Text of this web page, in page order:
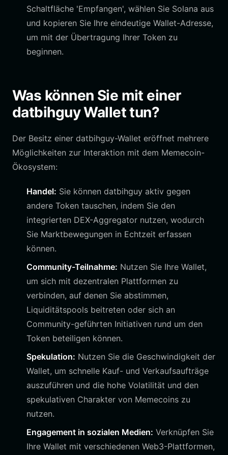
Schaltfläche 'Empfangen', wählen Sie Solana aus
und kopieren Sie Ihre eindeutige Wallet-Adresse,
um mit der Übertragung Ihrer Token zu
beginnen.
Was können Sie mit einer
datbihguy Wallet tun?
Der Besitz einer datbihguy-Wallet eröffnet mehrere
Möglichkeiten zur Interaktion mit dem Memecoin-
Ökosystem:
Handel: Sie können datbihguy aktiv gegen
andere Token tauschen, indem Sie den
integrierten DEX-Aggregator nutzen, wodurch
Sie Marktbewegungen in Echtzeit erfassen
können.
Community-Teilnahme: Nutzen Sie Ihre Wallet,
um sich mit dezentralen Plattformen zu
verbinden, auf denen Sie abstimmen,
Liquiditätspools beitreten oder sich an
Community-geführten Initiativen rund um den
Token beteiligen können.
Spekulation: Nutzen Sie die Geschwindigkeit der
Wallet, um schnelle Kauf- und Verkaufsaufträge
auszuführen und die hohe Volatilität und den
spekulativen Charakter von Memecoins zu
nutzen.
Engagement in sozialen Medien: Verknüpfen Sie
Ihre Wallet mit verschiedenen Web3-Plattformen,